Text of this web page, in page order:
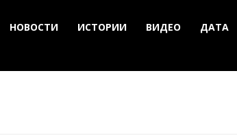
НОВОСТИ ИСТОРИИ ВИДЕО ДАТА